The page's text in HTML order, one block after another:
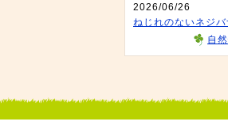
2026/06/26
ねじれのないネジバ
自